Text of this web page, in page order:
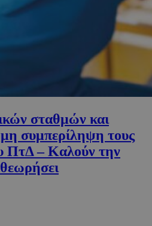
σταθμών και
συμπερίληψη τους
ΠτΔ – Καλούν την